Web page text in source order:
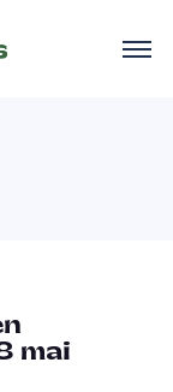
mai